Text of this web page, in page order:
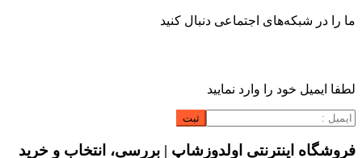
ما را در شبکه‌های اجتماعی دنبال کنید
لطفا ایمیل خود را وارد نمایید
فروشگاه اینترنتی اولدوزشاپ | بررسی، انتخاب و خرید